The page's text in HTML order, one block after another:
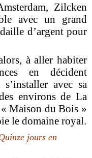
Zilcken
avec un grand
d’argent pour
à aller habiter
en décident
avec sa
environs de La
« Maison du Bois »
le domaine royal.
jours en